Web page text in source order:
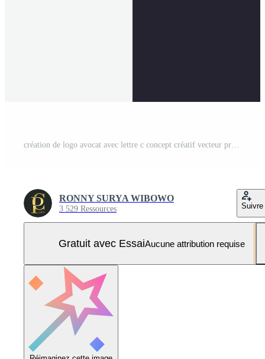
création de logo avocat avec lettre c concept créatif vecteur premium Vecteur Pro et SVG Pro
RONNY SURYA WIBOWO
3 529 Ressources Suivre
Gratuit avec EssaiAucune attribution requise